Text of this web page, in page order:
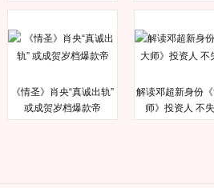
《情圣》肖央“真诚出轨”
或成贺岁档爆款帝
解读邓超新身份
师》投资人 不